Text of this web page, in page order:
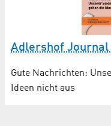
Adlershof Journal
Gute Nachrichten:
Ideen nicht aus